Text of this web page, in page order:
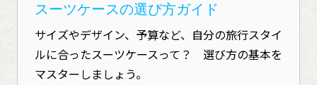
スーツケースの選び方ガイド
サイズやデザイン、予算など、自分の旅行スタイ
ルに合ったスーツケースって？ 選び方の基本を
マスターしましょう。